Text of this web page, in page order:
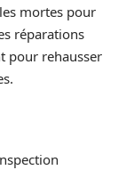
mortes pour
réparations
pour rehausser